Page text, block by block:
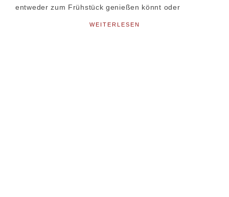
entweder zum Frühstück genießen könnt oder
WEITERLESEN